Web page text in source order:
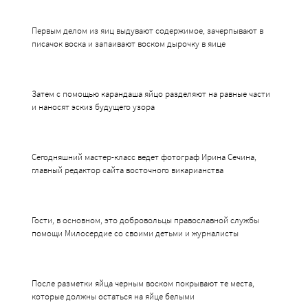
Первым делом из яиц выдувают содержимое, зачерпывают в
писачок воска и запаивают воском дырочку в яице
Затем с помощью карандаша яйцо разделяют на равные части
и наносят эскиз будущего узора
Сегодняшний мастер-класс ведет фотограф Ирина Сечина,
главный редактор сайта восточного викарианства
Гости, в основном, это добровольцы православной службы
помощи Милосердие со своими детьми и журналисты
После разметки яйца черным воском покрывают те места,
которые должны остаться на яйце белыми